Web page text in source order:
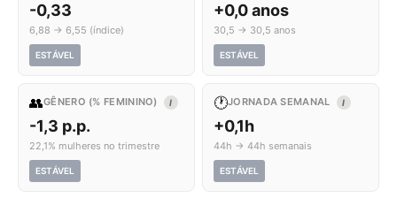
-0,33
6,88 → 6,55 (índice)
ESTÁVEL
+0,0 anos
30,5 → 30,5 anos
ESTÁVEL
👥GÊNERO (% FEMININO) I
-1,3 p.p.
22,1% mulheres no trimestre
ESTÁVEL
🕐JORNADA SEMANAL I
+0,1h
44h → 44h semanais
ESTÁVEL